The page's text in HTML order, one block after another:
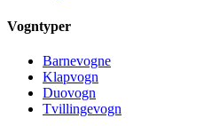
Vogntyper
Barnevogne
Klapvogn
Duovogn
Tvillingevogn